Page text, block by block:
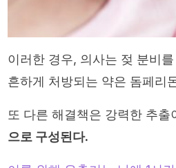
이러한 경우, 의사는 젖 분비
흔하게 처방되는 약은 돔페리
또 다른 해결책은 강력한 추출
으로 구성된다.